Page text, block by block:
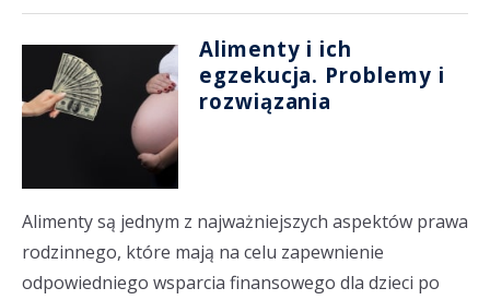
Alimenty i ich
egzekucja. Problemy i
rozwiązania
Alimenty są jednym z najważniejszych aspektów prawa
rodzinnego, które mają na celu zapewnienie
odpowiedniego wsparcia finansowego dla dzieci po